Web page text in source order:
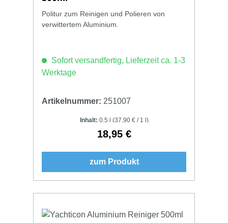
Politur zum Reinigen und Polieren von
verwittertem Aluminium.
Sofort versandfertig, Lieferzeit ca. 1-3
Werktage
Artikelnummer: 251007
Inhalt: 0.5 l (37,90 € / 1 l)
Regulärer Preis:
18,95 €
zum Produkt